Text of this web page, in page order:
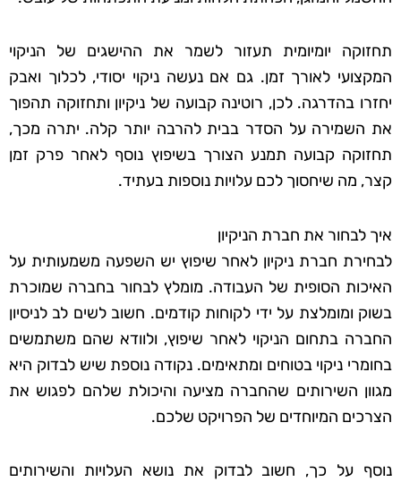
תחזוקה יומיומית תעזור לשמר את ההישגים של הניקוי
המקצועי לאורך זמן. גם אם נעשה ניקוי יסודי, לכלוך ואבק
יחזרו בהדרגה. לכן, רוטינה קבועה של ניקיון ותחזוקה תהפוך
את השמירה על הסדר בבית להרבה יותר קלה. יתרה מכך,
תחזוקה קבועה תמנע הצורך בשיפוץ נוסף לאחר פרק זמן
קצר, מה שיחסוך לכם עלויות נוספות בעתיד.
איך לבחור את חברת הניקיון
לבחירת חברת ניקיון לאחר שיפוץ יש השפעה משמעותית על
האיכות הסופית של העבודה. מומלץ לבחור בחברה שמוכרת
בשוק ומומלצת על ידי לקוחות קודמים. חשוב לשים לב לניסיון
החברה בתחום הניקוי לאחר שיפוץ, ולוודא שהם משתמשים
בחומרי ניקוי בטוחים ומתאימים. נקודה נוספת שיש לבדוק היא
מגוון השירותים שהחברה מציעה והיכולת שלהם לפגוש את
הצרכים המיוחדים של הפרויקט שלכם.
נוסף על כך, חשוב לבדוק את נושא העלויות והשירותים